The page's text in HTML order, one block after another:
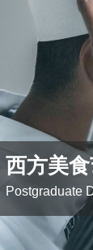
西方美
Postgraduate